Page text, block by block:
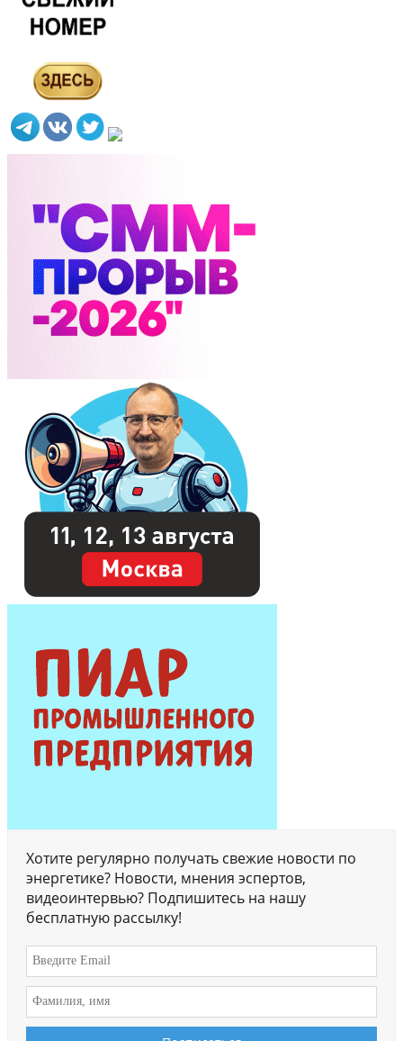
Хотите регулярно получать свежие новости по
энергетике? Новости, мнения эспертов,
видеоинтервью? Подпишитесь на нашу
бесплатную рассылку!